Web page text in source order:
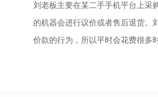
刘老板主要在某二手手机平台上采
的机器会进行议价或者售后退货。
价款的行为，所以平时会花费很多